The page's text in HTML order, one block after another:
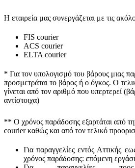
Η εταιρεία μας συνεργάζεται με τις
FIS courier
ACS courier
ELTA courier
* Για τον υπολογισμό του βάρους μιας
προσμετράται το βάρος ή ο όγκος. Ο
γίνεται από τον αριθμό που υπερτερεί
αντίστοιχα)
** Ο χρόνος παράδοσης εξαρτάται από
courier καθώς και από τον τελικό
Για παραγγελίες εντός Αττικής
χρόνος παράδοσης: επόμενη